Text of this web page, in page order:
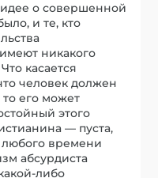
о совершенной
и те, кто
никакого
касается
человек должен
его может
этого
— пуста,
любого времени
абсурдиста
либо